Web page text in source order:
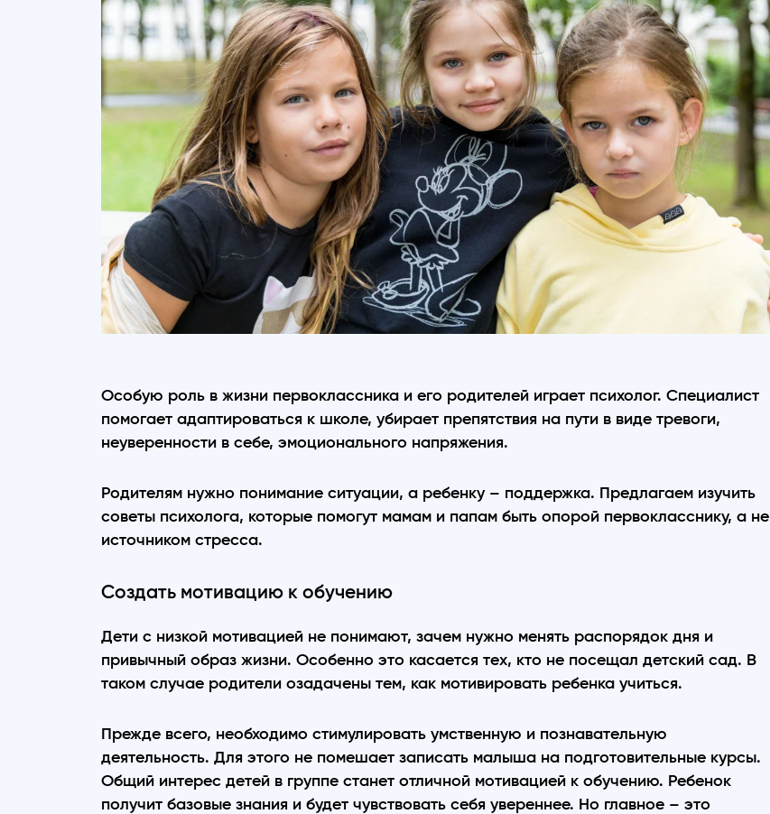
Особую роль в жизни первоклассника и его родителей играет психолог. Специалист
помогает адаптироваться к школе, убирает препятствия на пути в виде тревоги,
неуверенности в себе, эмоционального напряжения.
Родителям нужно понимание ситуации, а ребенку – поддержка. Предлагаем изучить
советы психолога, которые помогут мамам и папам быть опорой первокласснику, а не
источником стресса.
Создать мотивацию к обучению
Дети с низкой мотивацией не понимают, зачем нужно менять распорядок дня и
привычный образ жизни. Особенно это касается тех, кто не посещал детский сад. В
таком случае родители озадачены тем, как мотивировать ребенка учиться.
Прежде всего, необходимо стимулировать умственную и познавательную
деятельность. Для этого не помешает записать малыша на подготовительные курсы.
Общий интерес детей в группе станет отличной мотивацией к обучению. Ребенок
получит базовые знания и будет чувствовать себя увереннее. Но главное – это